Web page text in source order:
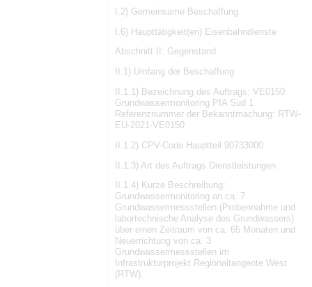
I.2) Gemeinsame Beschaffung
I.6) Haupttätigkeit(en) Eisenbahndienste
Abschnitt II: Gegenstand
II.1) Umfang der Beschaffung
II.1.1) Bezeichnung des Auftrags: VE0150
Grundwassermonitoring PfA Süd 1
Referenznummer der Bekanntmachung: RTW-
EU-2021-VE0150
II.1.2) CPV-Code Hauptteil 90733000
II.1.3) Art des Auftrags Dienstleistungen
II.1.4) Kurze Beschreibung:
Grundwassermonitoring an ca. 7
Grundwassermessstellen (Probennahme und
labortechnische Analyse des Grundwassers)
über einen Zeitraum von ca. 65 Monaten und
Neuerrichtung von ca. 3
Grundwassermessstellen im
Infrastrukturprojekt Regionaltangente West
(RTW).